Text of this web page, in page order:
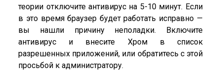
теории отключите антивирус на 5-10 минут. Если
в это время браузер будет работать исправно —
вы нашли причину неполадки. Включите
антивирус и внесите Хром в список
разрешенных приложений, или обратитесь с этой
просьбой к администратору.